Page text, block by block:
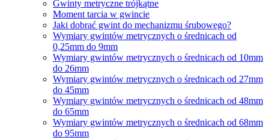
Gwinty metryczne trójkątne
Moment tarcia w gwincie
Jaki dobrać gwint do mechanizmu śrubowego?
Wymiary gwintów metrycznych o średnicach od
0,25mm do 9mm
Wymiary gwintów metrycznych o średnicach od 10mm
do 26mm
Wymiary gwintów metrycznych o średnicach od 27mm
do 45mm
Wymiary gwintów metrycznych o średnicach od 48mm
do 65mm
Wymiary gwintów metrycznych o średnicach od 68mm
do 95mm